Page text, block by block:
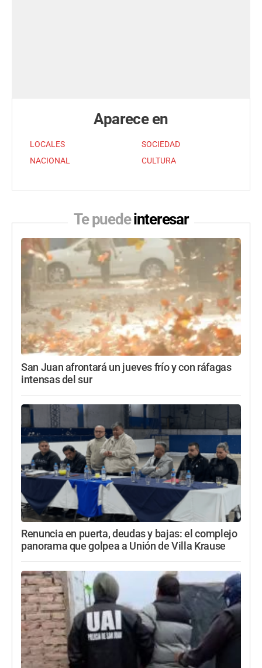
Aparece en
LOCALES
NACIONAL
SOCIEDAD
CULTURA
Te puedeinteresar
San Juan afrontará un jueves frío y con ráfagas
intensas del sur
Renuncia en puerta, deudas y bajas: el complejo
panorama que golpea a Unión de Villa Krause